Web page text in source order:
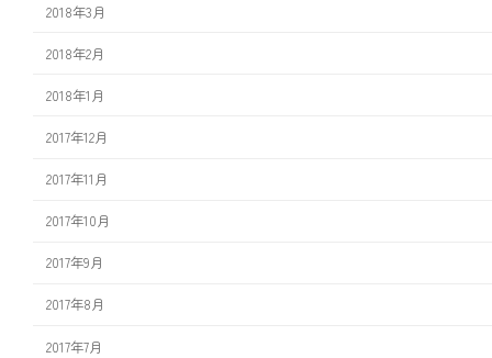
2018年3月
2018年2月
2018年1月
2017年12月
2017年11月
2017年10月
2017年9月
2017年8月
2017年7月